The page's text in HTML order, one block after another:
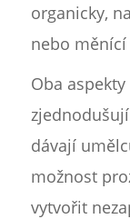
organicky,
nebo měnící
Oba
dávají
možnost
vytvořit